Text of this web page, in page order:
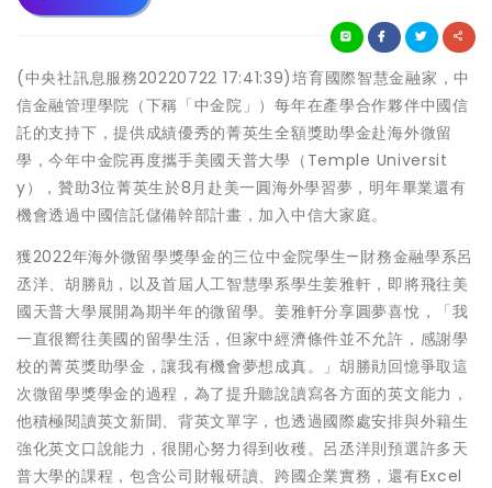
(中央社訊息服務20220722 17:41:39)培育國際智慧金融家，中
信金融管理學院（下稱「中金院」）每年在產學合作夥伴中國信
託的支持下，提供成績優秀的菁英生全額獎助學金赴海外微留
學，今年中金院再度攜手美國天普大學（Temple Universit
y），贊助3位菁英生於8月赴美一圓海外學習夢，明年畢業還有
機會透過中國信託儲備幹部計畫，加入中信大家庭。
獲2022年海外微留學獎學金的三位中金院學生—財務金融學系呂
丞洋、胡勝勛，以及首屆人工智慧學系學生姜雅軒，即將飛往美
國天普大學展開為期半年的微留學。姜雅軒分享圓夢喜悅，「我
一直很嚮往美國的留學生活，但家中經濟條件並不允許，感謝學
校的菁英獎助學金，讓我有機會夢想成真。」胡勝勛回憶爭取這
次微留學獎學金的過程，為了提升聽說讀寫各方面的英文能力，
他積極閱讀英文新聞、背英文單字，也透過國際處安排與外籍生
強化英文口說能力，很開心努力得到收穫。呂丞洋則預選許多天
普大學的課程，包含公司財報研讀、跨國企業實務，還有Excel